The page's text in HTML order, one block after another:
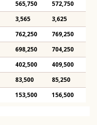
565,750 572,750
3,565 3,625
762,250 769,250
698,250 704,250
402,500 409,500
83,500 85,250
153,500 156,500